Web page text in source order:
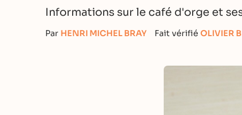
Informations sur le café d'orge et
Par HENRI MICHEL BRAY Fait vérifié OLIVIER